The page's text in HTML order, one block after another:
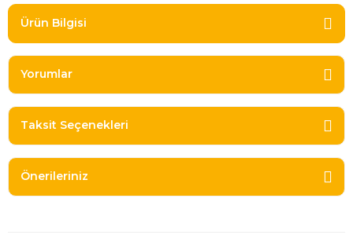
Ürün Bilgisi
Yorumlar
Taksit Seçenekleri
Önerileriniz